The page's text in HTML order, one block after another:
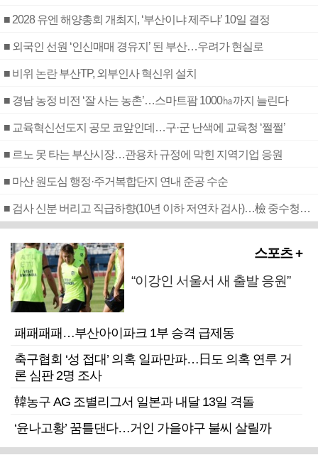
■ 2028 유엔 해양총회 개최지, ‘부산이냐 제주냐’ 10일 결정
■ 외국인 선원 ‘인신매매 경유지’ 된 부산…우려가 현실로
■ 비위 논란 부산TP, 외부인사 혁신위 설치
■ 경남 농정 비전 ‘잘 사는 농촌’…스마트팜 1000㏊까지 늘린다
■ 교육혁신선도지 공모 코앞인데…구·군 난색에 교육청 ‘쩔쩔’
■ 르노 못 타는 부산시장…관용차 규정에 막힌 지역기업 응원
■ 마산 원도심 행정·주거복합단지 연내 준공 수순
■ 검사 신분 버리고 직급하향(10년 이하 저연차 검사)…檢 중수청행 기피
스포츠 +
“이강인 서울서 새 출발 응원”
패패패패…부산아이파크 1부 승격 급제동
축구협회 ‘성 접대’ 의혹 일파만파…日도 의혹 연루 거
론 심판 2명 조사
韓농구 AG 조별리그서 일본과 내달 13일 격돌
‘윤나고황’ 꿈틀댄다…거인 가을야구 불씨 살릴까